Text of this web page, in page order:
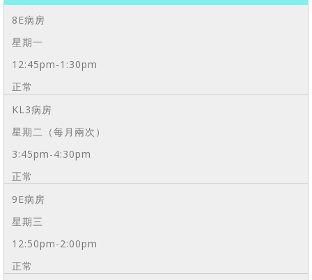
8E病房
星期一
12:45pm-1:30pm
正常
KL3病房
星期二（每月兩次）
3:45pm-4:30pm
正常
9E病房
星期三
12:50pm-2:00pm
正常